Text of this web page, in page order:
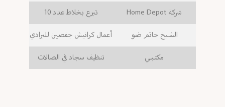
شركة Home Depot
تبرع بخلاط عدد 10
الشـيخ حاتم ضو أعمال كرانيش جفصين للبرادي
مكتـبـي تنظيف سجاد في الصالات